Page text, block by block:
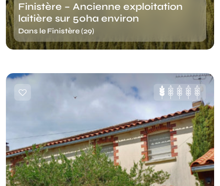
Finistère – Ancienne exploitation
laitière sur 50ha environ
Dans le Finistère (29)